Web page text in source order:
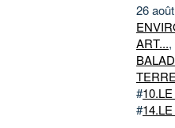
26
ART...,
#
#